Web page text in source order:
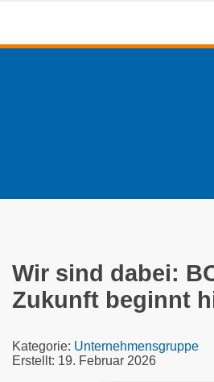
Wir sind dabei:
Zukunft beginnt
Details
Kategorie: Unternehmensgruppe
Erstellt: 19. Februar 2026